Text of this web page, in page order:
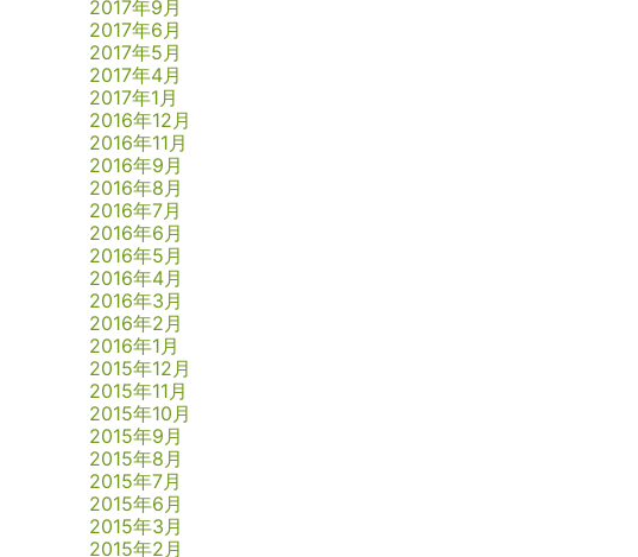
2017年9月
2017年6月
2017年5月
2017年4月
2017年1月
2016年12月
2016年11月
2016年9月
2016年8月
2016年7月
2016年6月
2016年5月
2016年4月
2016年3月
2016年2月
2016年1月
2015年12月
2015年11月
2015年10月
2015年9月
2015年8月
2015年7月
2015年6月
2015年3月
2015年2月